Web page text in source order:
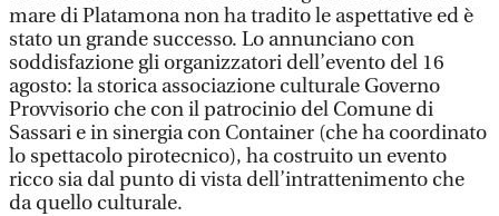
mare di Platamona non ha tradito le aspettative ed è
stato un grande successo. Lo annunciano con
soddisfazione gli organizzatori dell’evento del 16
agosto: la storica associazione culturale Governo
Provvisorio che con il patrocinio del Comune di
Sassari e in sinergia con Container (che ha coordinato
lo spettacolo pirotecnico), ha costruito un evento
ricco sia dal punto di vista dell’intrattenimento che
da quello culturale.